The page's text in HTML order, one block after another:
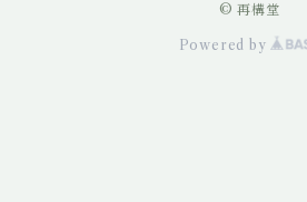
© 再構堂
Powered by